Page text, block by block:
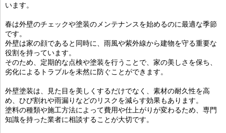
います。
春は外壁のチェックや塗装のメンテナンスを始めるのに最適な季節
です。
外壁は家の顔であると同時に、雨風や紫外線から建物を守る重要な
役割を持っています。
そのため、定期的な点検や塗装を行うことで、家の美しさを保ち、
劣化によるトラブルを未然に防ぐことができます。
外壁塗装は、見た目を美しくするだけでなく、素材の耐久性を高
め、ひび割れや雨漏りなどのリスクを減らす効果もあります。
塗料の種類や施工方法によって費用や仕上がりが変わるため、専門
知識を持った業者に相談することが大切です。